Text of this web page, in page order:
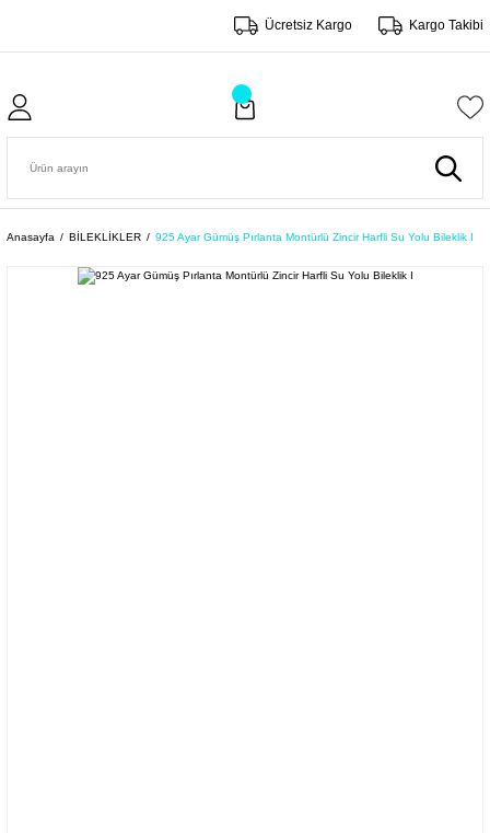
Ücretsiz Kargo Kargo Takibi
Anasayfa BİLEKLİKLER 925 Ayar Gümüş Pırlanta Montürlü Zincir Harfli Su Yolu Bileklik I